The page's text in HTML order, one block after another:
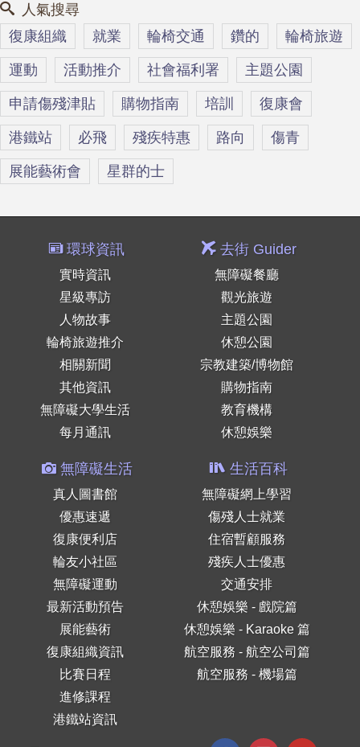
人氣搜尋
復康組織 就業 輪椅交通 鑽的 輪椅旅遊
運動 活動推介 社會福利署 主題公園
申請傷殘津貼 購物指南 培訓 復康會
港鐵站 必飛 殘疾特惠 路向 傷青
展能藝術會 星群的士
環球資訊
實時資訊
星級專訪
人物故事
輪椅旅遊推介
相關新聞
其他資訊
無障礙大學生活
每月通訊
去街 Guider
無障礙餐廳
觀光旅遊
主題公園
休憩公園
宗教建築/博物館
購物指南
教育機構
休憩娛樂
無障礙生活
真人圖書館
優惠速遞
復康便利店
輪友小社區
無障礙運動
最新活動預告
展能藝術
復康組織資訊
比賽日程
進修課程
港鐵站資訊
生活百科
無障礙網上學習
傷殘人士就業
住宿暫顧服務
殘疾人士優惠
交通安排
休憩娛樂 - 戲院篇
休憩娛樂 - Karaoke 篇
航空服務 - 航空公司篇
航空服務 - 機場篇